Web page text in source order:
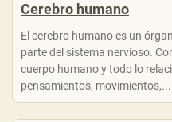
Cerebro humano
El cerebro humano es un
parte del sistema nervioso.
cuerpo humano y todo lo
pensamientos, movimientos,...